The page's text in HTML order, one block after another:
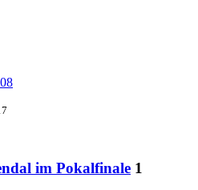
im Pokalfinale 1